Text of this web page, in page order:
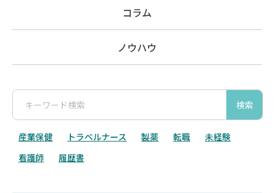
コラム
ノウハウ
検索
産業保健 トラベルナース 製薬 転職
未経験
看護師
履歴書